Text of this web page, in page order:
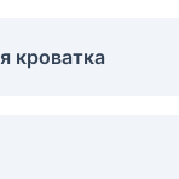
кроватка